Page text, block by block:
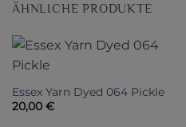
ÄHNLICHE PRODUKTE
Essex Yarn Dyed 064 Pickle
20,00 €